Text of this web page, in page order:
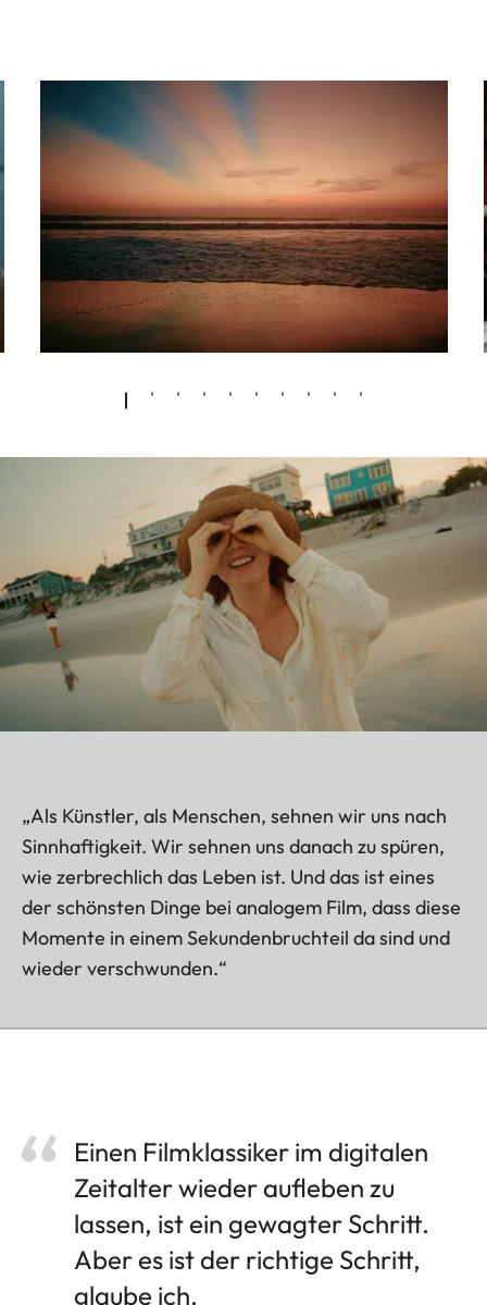
„Als Künstler, als Menschen, sehnen wir uns nach
Sinnhaftigkeit. Wir sehnen uns danach zu spüren,
wie zerbrechlich das Leben ist. Und das ist eines
der schönsten Dinge bei analogem Film, dass diese
Momente in einem Sekundenbruchteil da sind und
wieder verschwunden.“
Einen Filmklassiker im digitalen
Zeitalter wieder aufleben zu
lassen, ist ein gewagter Schritt.
Aber es ist der richtige Schritt,
glaube ich.